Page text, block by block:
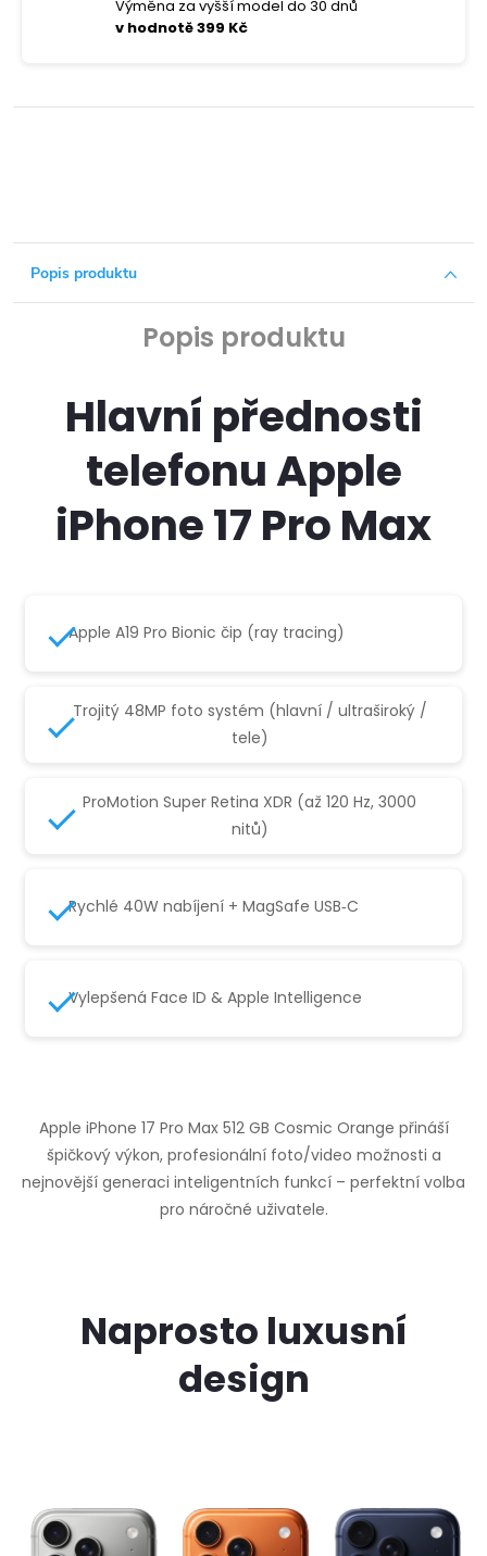
Výměna za vyšší model do 30 dnů
v hodnotě 399 Kč
Popis produktu
Popis produktu
Hlavní přednosti
telefonu Apple
iPhone 17 Pro Max
Apple A19 Pro Bionic čip (ray tracing)
Trojitý 48MP foto systém (hlavní / ultraširoký /
tele)
ProMotion Super Retina XDR (až 120 Hz, 3000
nitů)
Rychlé 40W nabíjení + MagSafe USB‑C
Vylepšená Face ID & Apple Intelligence
Apple iPhone 17 Pro Max 512 GB Cosmic Orange přináší
špičkový výkon, profesionální foto/video možnosti a
nejnovější generaci inteligentních funkcí – perfektní volba
pro náročné uživatele.
Naprosto luxusní
design